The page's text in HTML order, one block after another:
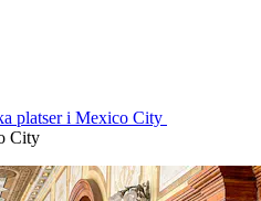
platser i Mexico City
City